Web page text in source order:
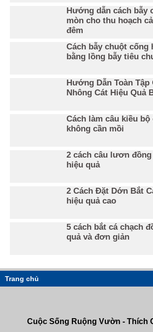
Hướng dẫn cách bẫy
mòn cho thu hoạch
đêm
Cách bẫy chuột cống
bằng lồng bẫy tiêu
Hướng Dẫn Toàn Tập
Nhông Cát Hiệu Quả
Cách làm câu kiều bộ
không cần mồi
2 cách câu lươn
hiệu quả
2 Cách Đặt Dớn Bắt
hiệu quả cao
5 cách bắt cá chạch
quả và đơn giản
Trang chủ
Cuộc Sống Ruộng Vườn - Thích